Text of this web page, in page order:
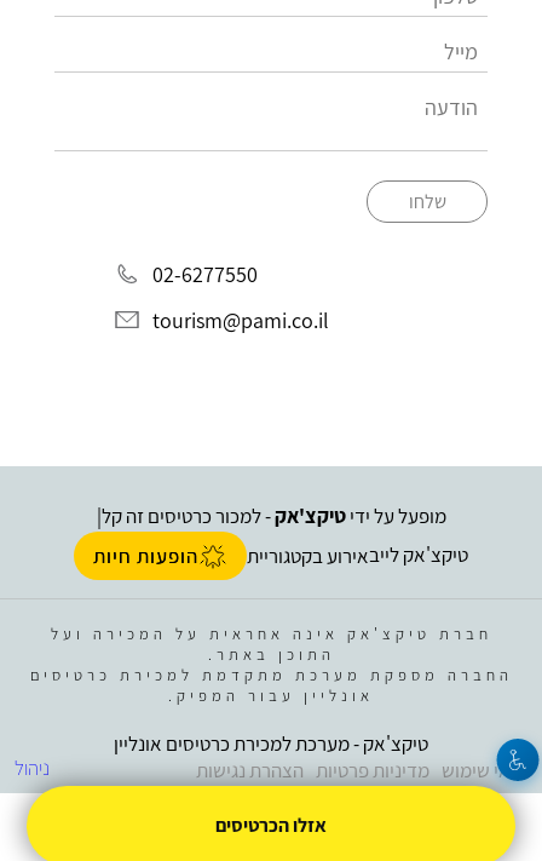
שלחו
02-6277550
tourism@pami.co.il
מופעל על ידיטיקצ'אק- למכור כרטיסים זה קל
טיקצ'אק לייבאירוע בקטגוריית הופעות חיות
חברת טיקצ'אק אינה אחראית על המכירה ועל
התוכן באתר.
החברה מספקת מערכת מתקדמת למכירת כרטיסים
אונליין עבור המפיק.
ניהול
טיקצ'אק - מערכת למכירת כרטיסים אונליין
תנאי שימוש מדיניות פרטיות הצהרת נגישות
אזלו הכרטיסים